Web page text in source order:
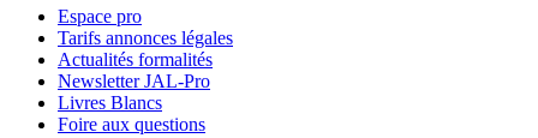
Espace pro
Tarifs annonces légales
Actualités formalités
Newsletter JAL-Pro
Livres Blancs
Foire aux questions